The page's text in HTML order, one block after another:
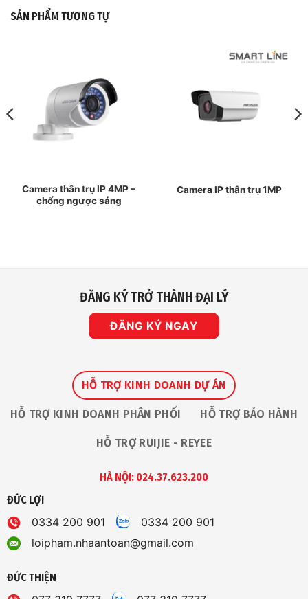
SẢN PHẨM TƯƠNG TỰ
Camera thân trụ IP 4MP –
chống ngược sáng
Camera IP thân trụ 1MP
ĐĂNG KÝ TRỞ THÀNH ĐẠI LÝ
ĐĂNG KÝ NGAY
HỖ TRỢ KINH DOANH DỰ ÁN
HỖ TRỢ KINH DOANH PHÂN PHỐI HỖ TRỢ BẢO HÀNH
HỖ TRỢ RUIJIE - REYEE
HÀ NỘI: 024.37.623.200
ĐỨC LỢI
0334 200 901
0334 200 901
loipham.nhaantoan@gmail.com
ĐỨC THIỆN